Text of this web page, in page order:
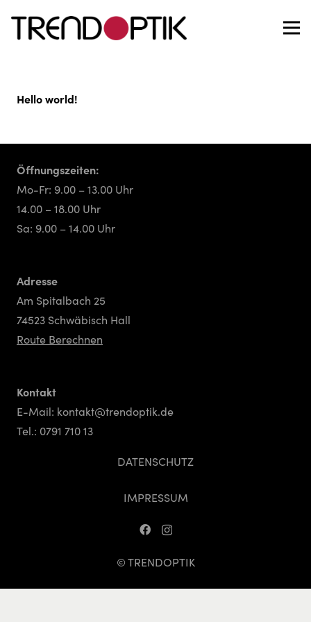
Hello world!
Öffnungszeiten:
Mo-Fr: 9.00 – 13.00 Uhr
14.00 – 18.00 Uhr
Sa: 9.00 – 14.00 Uhr
Adresse
Am Spitalbach 25
74523 Schwäbisch Hall
Route Berechnen
Kontakt
E-Mail: kontakt@trendoptik.de
Tel.: 0791 710 13
DATENSCHUTZ
IMPRESSUM
© TRENDOPTIK